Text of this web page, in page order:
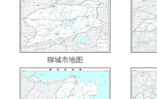
聊城市地图